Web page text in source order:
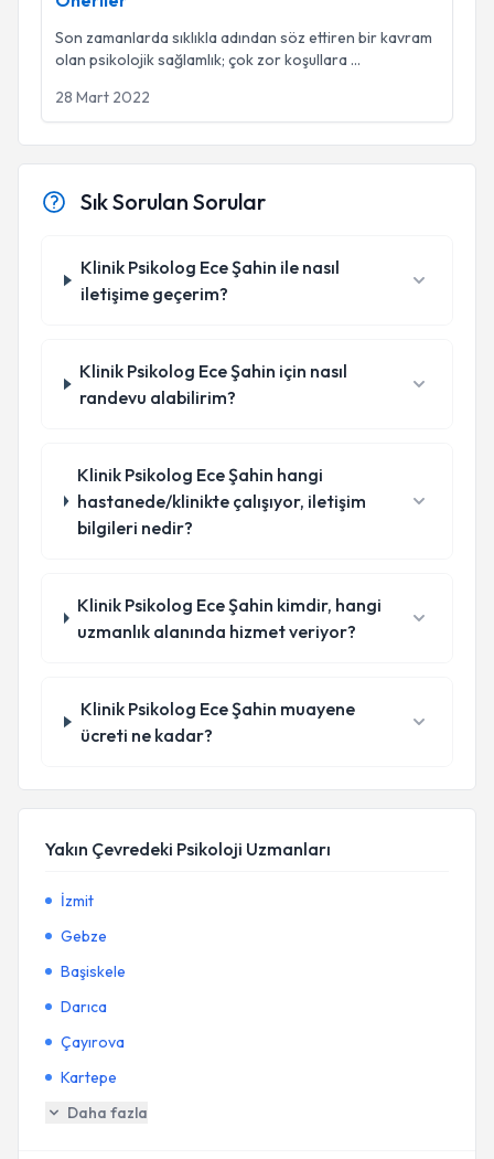
Son zamanlarda sıklıkla adından söz ettiren bir kavram
olan psikolojik sağlamlık; çok zor koşullara ...
28 Mart 2022
Sık Sorulan Sorular
Klinik Psikolog Ece Şahin ile nasıl
iletişime geçerim?
Klinik Psikolog Ece Şahin için nasıl
randevu alabilirim?
Klinik Psikolog Ece Şahin hangi
hastanede/klinikte çalışıyor, iletişim
bilgileri nedir?
Klinik Psikolog Ece Şahin kimdir, hangi
uzmanlık alanında hizmet veriyor?
Klinik Psikolog Ece Şahin muayene
ücreti ne kadar?
Yakın Çevredeki Psikoloji Uzmanları
İzmit
Gebze
Başiskele
Darıca
Çayırova
Kartepe
Daha fazla